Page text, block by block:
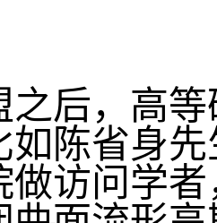
之后，高
如陈省身
做访问学